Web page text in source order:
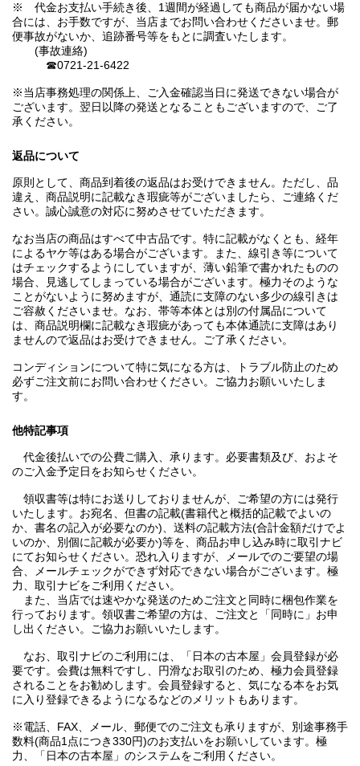
※ 代金お支払い手続き後、1週間が経過しても商品が届かない場
合には、お手数ですが、当店までお問い合わせくださいませ。郵
便事故がないか、追跡番号等をもとに調査いたします。
(事故連絡)
☎0721-21-6422
※当店事務処理の関係上、ご入金確認当日に発送できない場合が
ございます。翌日以降の発送となることもございますので、ご了
承ください。
返品について
原則として、商品到着後の返品はお受けできません。ただし、品
違え、商品説明に記載なき瑕疵等がございましたら、ご連絡くだ
さい。誠心誠意の対応に努めさせていただきます。
なお当店の商品はすべて中古品です。特に記載がなくとも、経年
によるヤケ等はある場合がございます。また、線引き等について
はチェックするようにしていますが、薄い鉛筆で書かれたものの
場合、見逃してしまっている場合がございます。極力そのような
ことがないように努めますが、通読に支障のない多少の線引きは
ご容赦くださいませ。なお、帯等本体とは別の付属品について
は、商品説明欄に記載なき瑕疵があっても本体通読に支障はあり
ませんので返品はお受けできません。ご了承ください。
コンディションについて特に気になる方は、トラブル防止のため
必ずご注文前にお問い合わせください。ご協力お願いいたしま
す。
他特記事項
代金後払いでの公費ご購入、承ります。必要書類及び、およそ
のご入金予定日をお知らせください。
領収書等は特にお送りしておりませんが、ご希望の方には発行
いたします。お宛名、但書の記載(書籍代と概括的記載でよいの
か、書名の記入が必要なのか)、送料の記載方法(合計金額だけでよ
いのか、別個に記載が必要か)等を、商品お申し込み時に取引ナビ
にてお知らせください。恐れ入りますが、メールでのご要望の場
合、メールチェックができず対応できない場合がございます。極
力、取引ナビをご利用ください。
また、当店では速やかな発送のためご注文と同時に梱包作業を
行っております。領収書ご希望の方は、ご注文と「同時に」お申
し出ください。ご協力お願いいたします。
なお、取引ナビのご利用には、「日本の古本屋」会員登録が必
要です。会費は無料ですし、円滑なお取引のため、極力会員登録
されることをお勧めします。会員登録すると、気になる本をお気
に入り登録できるようになるなどのメリットもあります。
※電話、FAX、メール、郵便でのご注文も承りますが、別途事務手
数料(商品1点につき330円)のお支払いをお願いしています。極
力、「日本の古本屋」のシステムをご利用ください。